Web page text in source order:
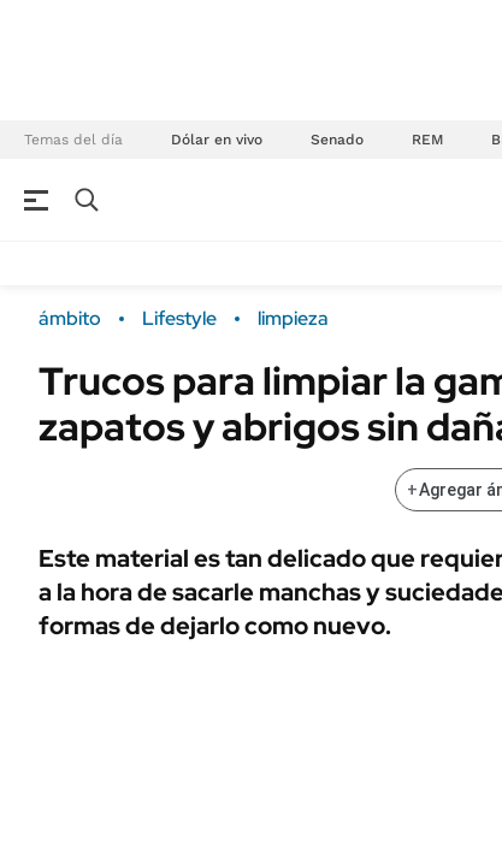
Temas del día Dólar en vivo Senado REM
Campo
FINANZAS
ÁMBITO DEBATE
MEDIAKIT AMBITO DEBATE
Sustentabilidad
Seguros
POLÍTICA
Municipios
URUGUAY
ámbito Lifestyle limpieza
Trucos para limpiar la
zapatos y abrigos sin
+Agregar
Este material es tan delicado que
a la hora de sacarle manchas y
formas de dejarlo como nuevo.